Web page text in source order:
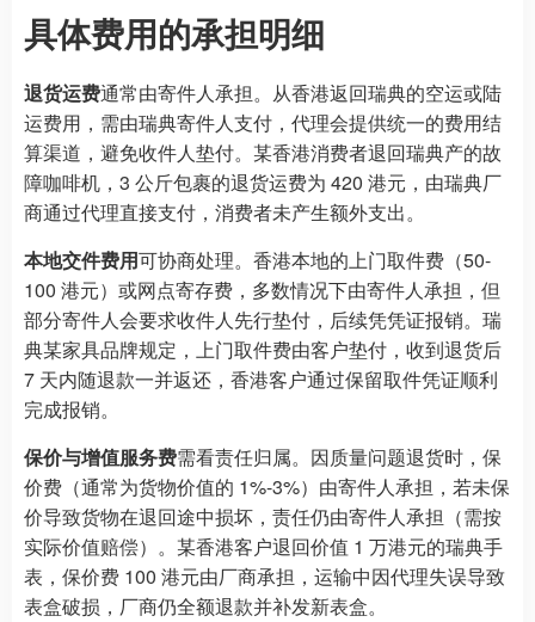
具体费用的承担明细
退货运费通常由寄件人承担。从香港返回瑞典的空运或陆
运费用，需由瑞典寄件人支付，代理会提供统一的费用结
算渠道，避免收件人垫付。某香港消费者退回瑞典产的故
障咖啡机，3 公斤包裹的退货运费为 420 港元，由瑞典厂
商通过代理直接支付，消费者未产生额外支出。
本地交件费用可协商处理。香港本地的上门取件费（50-
100 港元）或网点寄存费，多数情况下由寄件人承担，但
部分寄件人会要求收件人先行垫付，后续凭凭证报销。瑞
典某家具品牌规定，上门取件费由客户垫付，收到退货后
7 天内随退款一并返还，香港客户通过保留取件凭证顺利
完成报销。
保价与增值服务费需看责任归属。因质量问题退货时，保
价费（通常为货物价值的 1%-3%）由寄件人承担，若未保
价导致货物在退回途中损坏，责任仍由寄件人承担（需按
实际价值赔偿）。某香港客户退回价值 1 万港元的瑞典手
表，保价费 100 港元由厂商承担，运输中因代理失误导致
表盒破损，厂商仍全额退款并补发新表盒。